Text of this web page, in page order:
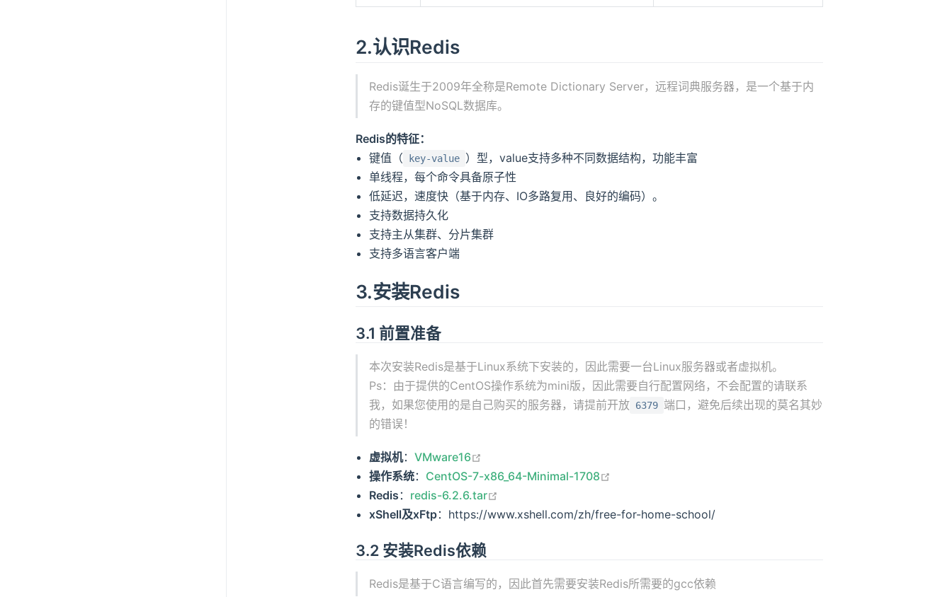
2.认识Redis
Redis诞生于2009年全称是Remote Dictionary Server，远程词典服务器，是一个基于内
存的键值型NoSQL数据库。
Redis的特征：
键值（
key-value ）型，value支持多种不同数据结构，功能丰富
单线程，每个命令具备原子性
低延迟，速度快（基于内存、IO多路复用、良好的编码）。
支持数据持久化
支持主从集群、分片集群
支持多语言客户端
3.安装Redis
3.1 前置准备
本次安装Redis是基于Linux系统下安装的，因此需要一台Linux服务器或者虚拟机。
Ps：由于提供的CentOS操作系统为mini版，因此需要自行配置网络，不会配置的请联系
我，如果您使用的是自己购买的服务器，请提前开放 6379 端口，避免后续出现的莫名其妙
的错误！
虚拟机：VMware16
操作系统： CentOS-7-x86_64-Minimal-1708
Redis ： redis-6.2.6.tar
xShell及xFtp：https://www.xshell.com/zh/free-for-home-school/
3.2 安装Redis依赖
Redis是基于C语言编写的，因此首先需要安装Redis所需要的gcc依赖